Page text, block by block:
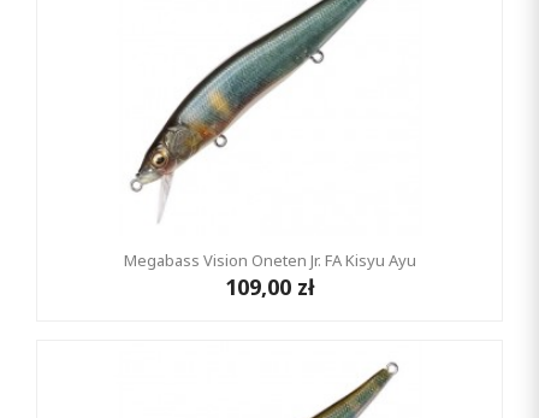
Megabass Vision Oneten Jr. FA Kisyu Ayu
109,00 zł